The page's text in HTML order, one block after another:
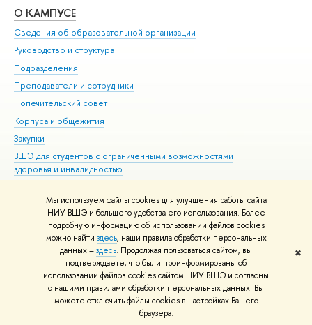
Мы используем файлы cookies для улучшения работы сайта
НИУ ВШЭ и большего удобства его использования. Более
подробную информацию об использовании файлов cookies
можно найти здесь, наши правила обработки персональных
данных –здесь. Продолжая пользоваться сайтом, вы
подтверждаете, что были проинформированы об
использовании файлов cookies сайтом НИУ ВШЭ и согласны
с нашими правилами обработки персональных данных. Вы
можете отключить файлы cookies в настройках Вашего
браузера.
✖
О КАМПУСЕ
Сведения об образовательной организации
Руководство и структура
Подразделения
Преподаватели и сотрудники
Попечительский совет
Корпуса и общежития
Закупки
ВШЭ для студентов с ограниченными возможностями
здоровья и инвалидностью
Единая платежная страница
© НИУ ВШЭ 1993–2026 Адреса и контакты Условия использования
материалов Политика конфиденциальности Карта сайта
Шрифты HSE Sans и HSE Slab разработаны вШколе дизайна НИУ ВШЭ